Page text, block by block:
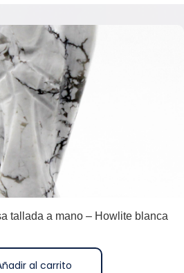
tallada a mano – Howlite blanca
al carrito